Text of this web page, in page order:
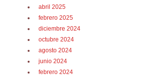
abril 2025
febrero 2025
diciembre 2024
octubre 2024
agosto 2024
junio 2024
febrero 2024